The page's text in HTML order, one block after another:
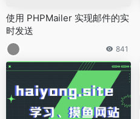
使用 PHPMailer 实现邮件的实
时发送
841